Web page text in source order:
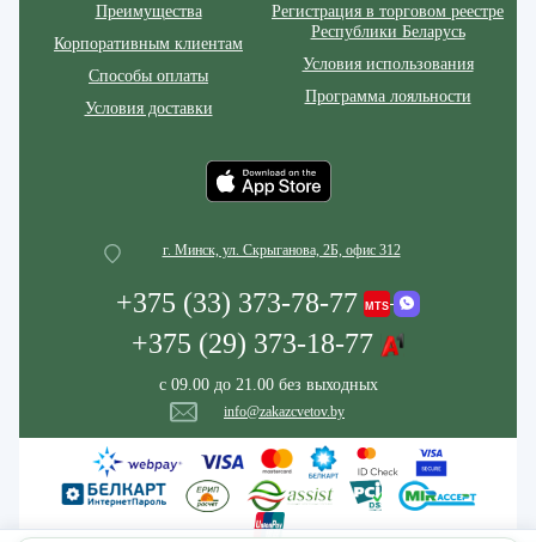
Преимущества
Корпоративным клиентам
Способы оплаты
Условия доставки
Регистрация в торговом реестре
Республики Беларусь
Условия использования
Программа лояльности
г. Минск, ул. Скрыганова, 2Б, офис 312
+375 (33) 373-78-77
+375 (29) 373-18-77
с 09.00 до 21.00 без выходных
info@zakazcvetov.by